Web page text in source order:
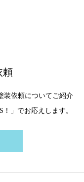
頼
装依頼についてご紹介
」でお応えします。